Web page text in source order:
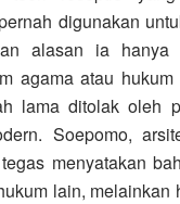
digunakan
alasan ia hanya
agama atau
lama ditolak oleh
Soepomo,
menyatakan
lain, melainkan